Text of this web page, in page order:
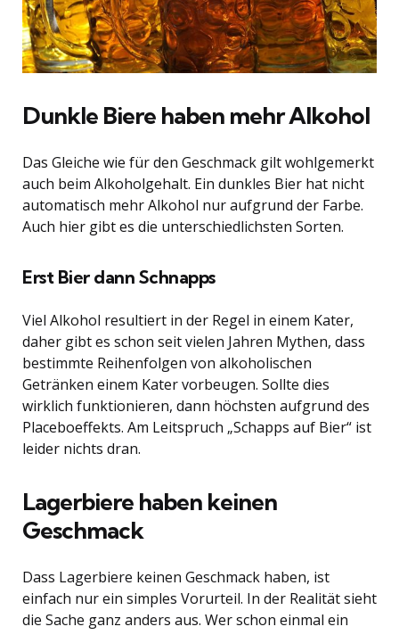
Dunkle Biere haben mehr Alkohol
Das Gleiche wie für den Geschmack gilt wohlgemerkt
auch beim Alkoholgehalt. Ein dunkles Bier hat nicht
automatisch mehr Alkohol nur aufgrund der Farbe.
Auch hier gibt es die unterschiedlichsten Sorten.
Erst Bier dann Schnapps
Viel Alkohol resultiert in der Regel in einem Kater,
daher gibt es schon seit vielen Jahren Mythen, dass
bestimmte Reihenfolgen von alkoholischen
Getränken einem Kater vorbeugen. Sollte dies
wirklich funktionieren, dann höchsten aufgrund des
Placeboeffekts. Am Leitspruch „Schapps auf Bier“ ist
leider nichts dran.
Lagerbiere haben keinen
Geschmack
Dass Lagerbiere keinen Geschmack haben, ist
einfach nur ein simples Vorurteil. In der Realität sieht
die Sache ganz anders aus. Wer schon einmal ein